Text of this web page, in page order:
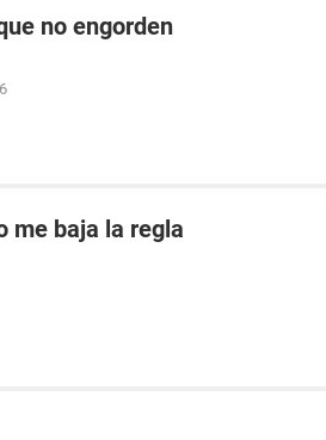
no engorden
me baja la regla